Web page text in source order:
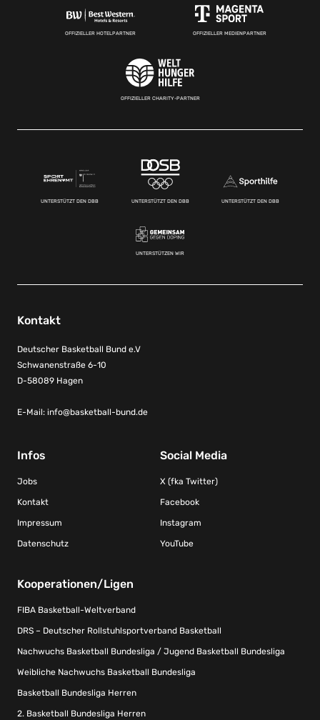
OFFIZIELLER HOTELPARTNER OFFIZIELLER MEDIENPARTNER
OFFIZIELLER CHARITY-PARTNER
UNTERSTÜTZT DEN DBB UNTERSTÜTZT DEN DBB UNTERSTÜTZT DEN DBB
UNTERSTÜTZEN WIR
Kontakt
Deutscher Basketball Bund e.V
Schwanenstraße 6-10
D-58089 Hagen
E-Mail: info@basketball-bund.de
Infos
Jobs
Kontakt
Impressum
Datenschutz
Social Media
X (fka Twitter)
Facebook
Instagram
YouTube
Kooperationen/Ligen
FIBA Basketball-Weltverband
DRS – Deutscher Rollstuhlsportverband Basketball
Nachwuchs Basketball Bundesliga / Jugend Basketball Bundesliga
Weibliche Nachwuchs Basketball Bundesliga
Basketball Bundesliga Herren
2. Basketball Bundesliga Herren